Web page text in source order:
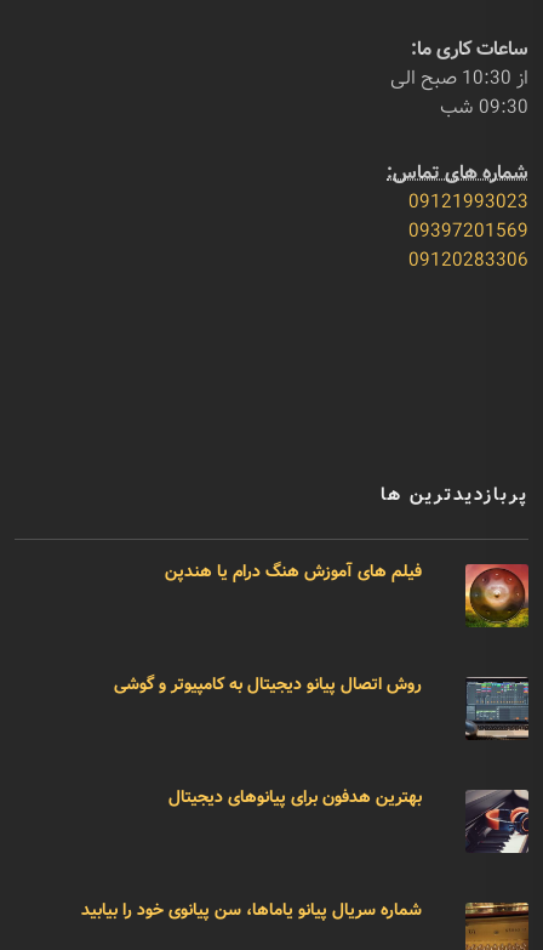
ساعات کاری ما:
از 10:30 صبح الی
09:30 شب
شماره های تماس:
09121993023
09397201569
09120283306
پربازدیدترین ها
فیلم های آموزش هنگ درام یا هندپن
روش اتصال پیانو دیجیتال به کامپیوتر و گوشی
بهترین هدفون برای پیانوهای دیجیتال
شماره سریال پیانو یاماها، سن پیانوی خود را بیابید